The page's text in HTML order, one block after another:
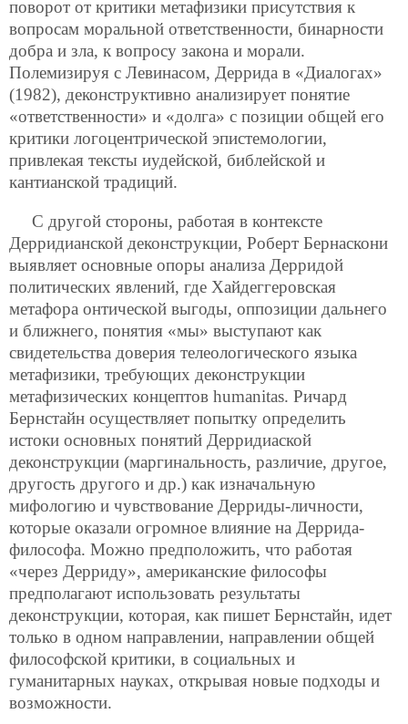
поворот от критики метафизики присутствия к
вопросам моральной ответственности, бинарности
добра и зла, к вопросу закона и морали.
Полемизируя с Левинасом, Деррида в «Диалогах»
(1982), деконструктивно анализирует понятие
«ответственности» и «долга» с позиции общей его
критики логоцентрической эпистемологии,
привлекая тексты иудейской, библейской и
кантианской традиций.
С другой стороны, работая в контексте
Дерридианской деконструкции, Роберт Бернаскони
выявляет основные опоры анализа Дерридой
политических явлений, где Хайдеггеровская
метафора онтической выгоды, оппозиции дальнего
и ближнего, понятия «мы» выступают как
свидетельства доверия телеологического языка
метафизики, требующих деконструкции
метафизических концептов humanitas. Ричард
Бернстайн осуществляет попытку определить
истоки основных понятий Дерридиаской
деконструкции (маргинальность, различие, другое,
другость другого и др.) как изначальную
мифологию и чувствование Дерриды-личности,
которые оказали огромное влияние на Деррида-
философа. Можно предположить, что работая
«через Дерриду», американские философы
предполагают использовать результаты
деконструкции, которая, как пишет Бернстайн, идет
только в одном направлении, направлении общей
философской критики, в социальных и
гуманитарных науках, открывая новые подходы и
возможности.